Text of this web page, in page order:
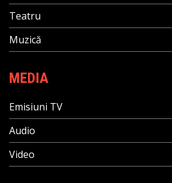
Teatru
Muzică
MEDIA
Emisiuni TV
Audio
Video